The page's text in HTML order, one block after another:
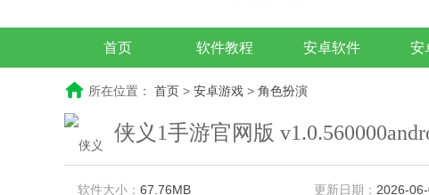
首页 软件教程 安卓软件 安
所在位置： 首页 > 安卓游戏 > 角色扮演
侠义1手游官网版
软件大小： 67.76MB 更新日期： 2026-